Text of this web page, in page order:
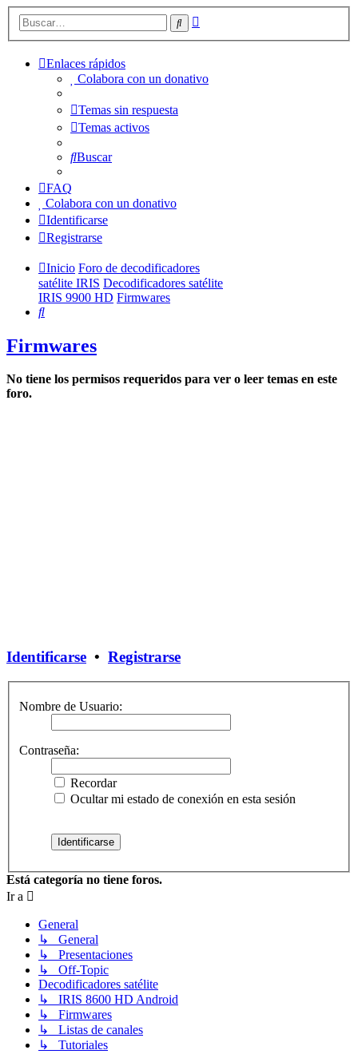
Buscar
Enlaces rápidos
Colabora con un donativo
Temas sin respuesta
Temas activos
Buscar
FAQ
Colabora con un donativo
Identificarse
Registrarse
Inicio Foro de decodificadores
satélite IRIS Decodificadores satélite
IRIS 9900 HD Firmwares
Buscar
Firmwares
No tiene los permisos requeridos para ver o leer temas en este
foro.
Identificarse • Registrarse
Nombre de Usuario:
Contraseña:
Recordar
Ocultar mi estado de conexión en esta sesión
Está categoría no tiene foros.
Ir a
General
↳ General
↳ Presentaciones
↳ Off-Topic
Decodificadores satélite
↳ IRIS 8600 HD Android
↳ Firmwares
↳ Listas de canales
↳ Tutoriales